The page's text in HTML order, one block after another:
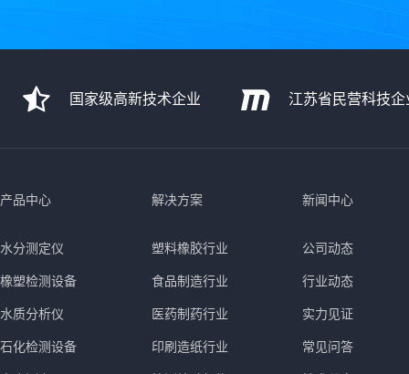
国家级高新技术企业 江苏省民营科技企
产品中心
水分测定仪
橡塑检测设备
水质分析仪
石化检测设备
解决方案
塑料橡胶行业
食品制造行业
医药制药行业
印刷造纸行业
新闻中心
公司动态
行业动态
实力见证
常见问答